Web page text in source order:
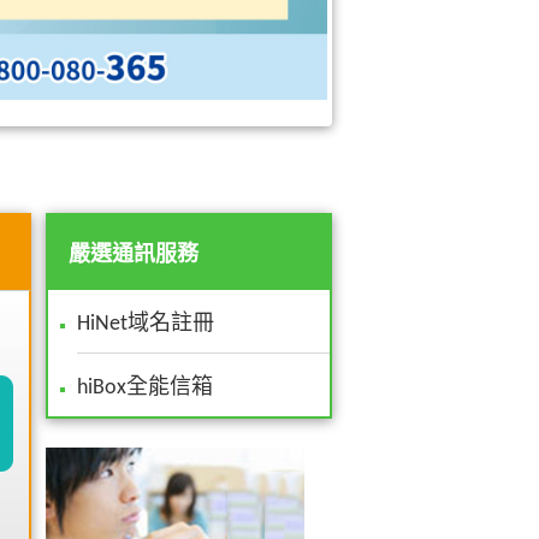
嚴選通訊服務
HiNet域名註冊
hiBox全能信箱